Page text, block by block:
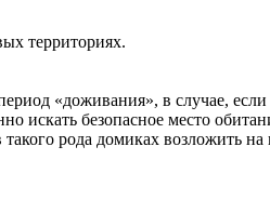
территориях.
«доживания», в случае,
искать безопасное место
рода домиках возложить на